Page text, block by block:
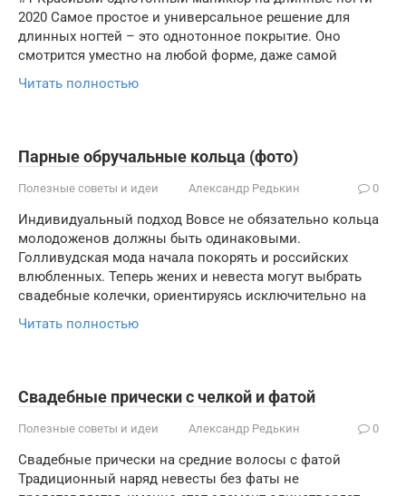
2020 Самое простое и универсальное решение для
длинных ногтей – это однотонное покрытие. Оно
смотрится уместно на любой форме, даже самой
Читать полностью
Парные обручальные кольца (фото)
Полезные советы и идеи Александр Редькин 0
Индивидуальный подход Вовсе не обязательно кольца
молодоженов должны быть одинаковыми.
Голливудская мода начала покорять и российских
влюбленных. Теперь жених и невеста могут выбрать
свадебные колечки, ориентируясь исключительно на
Читать полностью
Cвадебные прически с челкой и фатой
Полезные советы и идеи Александр Редькин 0
Свадебные прически на средние волосы с фатой
Традиционный наряд невесты без фаты не